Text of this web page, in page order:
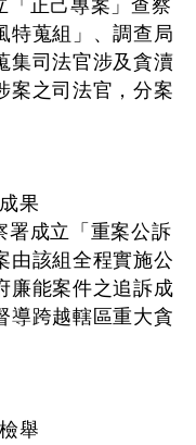
「正己專案」查察
特蒐組」、調查局
集司法官涉及貪瀆
案之司法官，分案
果
署成立「重案公訴
由該組全程實施公
廉能案件之追訴成
導跨越轄區重大貪
舉